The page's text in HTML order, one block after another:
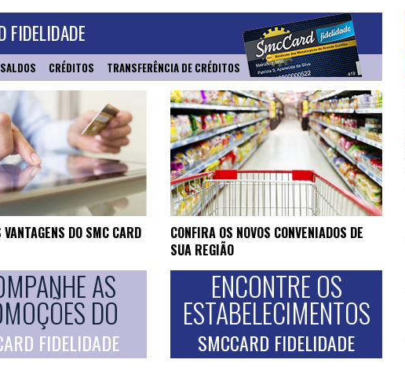
FIDELIDADE
SALDOS CRÉDITOS TRANSFERÊNCIA DE CRÉDITOS
VANTAGENS DO SMC CARD
AS
DO
FIDELIDADE
CONFIRA OS NOVOS CONVENIADOS DE
SUA REGIÃO
ENCONTRE OS
ESTABELECIMENTOS
SMCCARD FIDELIDADE